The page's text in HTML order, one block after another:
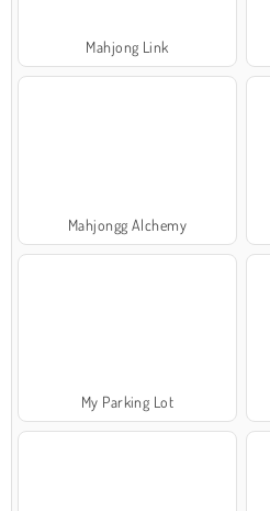
Mahjong Link
Mahjongg Alchemy
My Parking Lot